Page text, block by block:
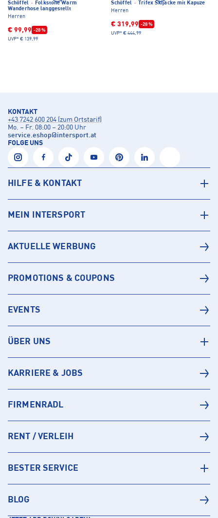
Schöffel · Folkstone Warm
Wanderhose langgestellt
Herren
€ 99,99 -28 %
UVP* € 139,99
Schöffel ·
Trifex Skijacke mit Kapuze
Herren
€ 319,99 -28 %
UVP* € 444,99
KONTAKT
+43 7242 600 204 (zum Ortstarif)
Mo. – Fr. 08:00 – 20:00 Uhr
service.eshop@intersport.at
FOLGE UNS
HILFE & KONTAKT
MEIN INTERSPORT
AKTUELLE WERBUNG
PROMOTIONS & COUPONS
EVENTS
ÜBER UNS
KARRIERE & JOBS
FIRMENRADL
RENT / VERLEIH
BESTER SERVICE
BLOG